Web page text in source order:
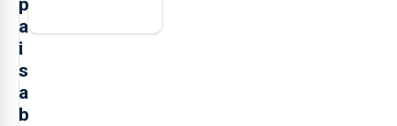
a
i
s
a
b